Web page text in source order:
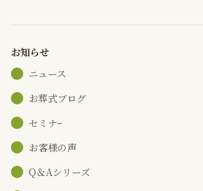
お知らせ
ニュース
お葬式ブログ
セミナｰ
お客様の声
Q＆Aシリーズ